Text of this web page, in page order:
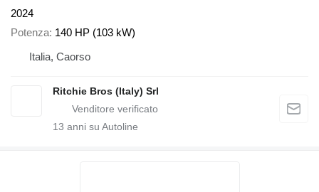
2024
Potenza 140 HP (103 kW)
Italia, Caorso
Ritchie Bros (Italy) Srl
13 anni su Autoline